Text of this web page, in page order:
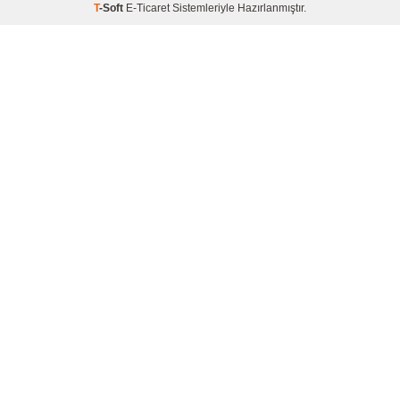
T-Soft E-Ticaret Sistemleriyle Hazırlanmıştır.